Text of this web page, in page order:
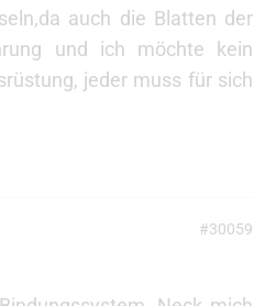
auch die Blatten der
und ich möchte kein
jeder muss für sich
#30059